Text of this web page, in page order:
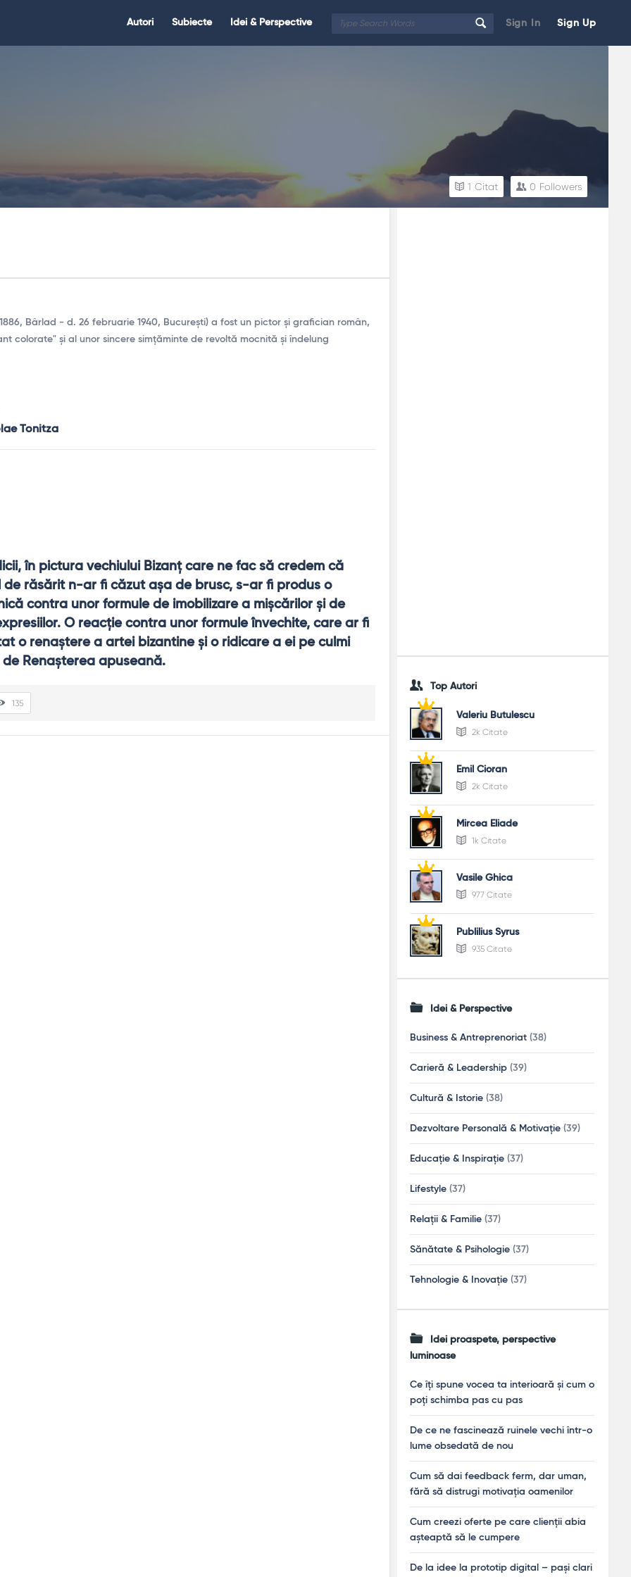
Sign In Sign Up
Citate.ro
Autori Subiecte Idei & Perspective
0 Followers
1 Citat
Bârlad - d. 26 februarie 1940, București) a fost un pictor și grafician român,
colorate" și al unor sincere simțăminte de revoltă mocnită și îndelung
Tonitza
în pictura vechiului Bizanţ care ne fac să credem că
de răsărit n-ar fi căzut aşa de brusc, s-ar fi produs o
contra unor formule de imobilizare a mişcărilor şi de
O reacţie contra unor formule învechite, care ar fi
o renaştere a artei bizantine şi o ridicare a ei pe culmi
Renaşterea apuseană.
135
Top Autori
Valeriu Butulescu
2k Citate
Emil Cioran
2k Citate
Mircea Eliade
1k Citate
Vasile Ghica
977 Citate
Publilius Syrus
935 Citate
Idei & Perspective
Business & Antreprenoriat (38)
Carieră & Leadership (39)
Cultură & Istorie (38)
Dezvoltare Personală & Motivație (39)
Educație & Inspirație (37)
Lifestyle (37)
Relații & Familie (37)
Sănătate & Psihologie (37)
Tehnologie & Inovație (37)
Idei proaspete, perspective
luminoase
Ce îți spune vocea ta interioară și cum o
poți schimba pas cu pas
De ce ne fascinează ruinele vechi într-o
lume obsedată de nou
Cum să dai feedback ferm, dar uman,
fără să distrugi motivația oamenilor
Cum creezi oferte pe care clienții abia
așteaptă să le cumpere
De la idee la prototip digital – pași clari